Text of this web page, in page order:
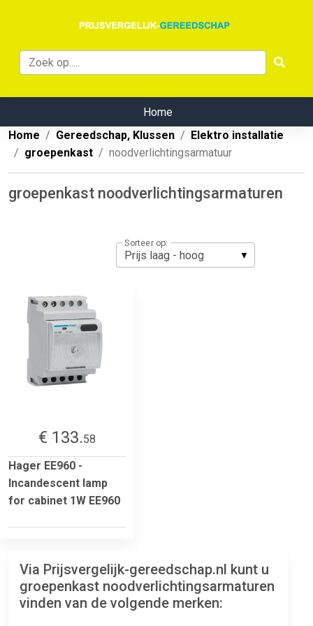
Home
Home
Gereedschap, Klussen
Elektro installatie
groepenkast
noodverlichtingsarmatuur
groepenkast noodverlichtingsarmaturen
Sorteer op:
€ 133.58
Hager EE960 -
Incandescent lamp
for cabinet 1W EE960
Via Prijsvergelijk-gereedschap.nl kunt u
groepenkast noodverlichtingsarmaturen
vinden van de volgende merken: